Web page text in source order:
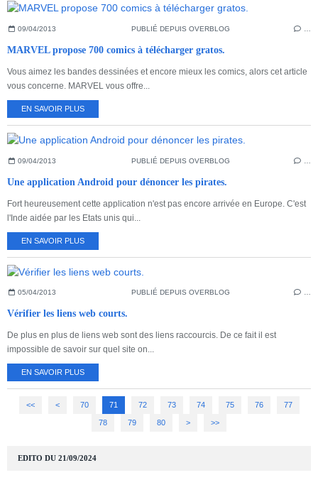
09/04/2013 PUBLIÉ DEPUIS OVERBLOG
MARVEL propose 700 comics à télécharger gratos.
Vous aimez les bandes dessinées et encore mieux les comics, alors cet article
vous concerne. MARVEL vous offre...
EN SAVOIR PLUS
09/04/2013 PUBLIÉ DEPUIS OVERBLOG
Une application Android pour dénoncer les pirates.
Fort heureusement cette application n'est pas encore arrivée en Europe. C'est
l'Inde aidée par les Etats unis qui...
EN SAVOIR PLUS
05/04/2013 PUBLIÉ DEPUIS OVERBLOG …
Vérifier les liens web courts.
De plus en plus de liens web sont des liens raccourcis. De ce fait il est
impossible de savoir sur quel site on...
EN SAVOIR PLUS
<< < 10
20
30
40
50
60
70 71 72 73 74 75 76 77
78 79 80 90
100
> >>
EDITO DU 21/09/2024